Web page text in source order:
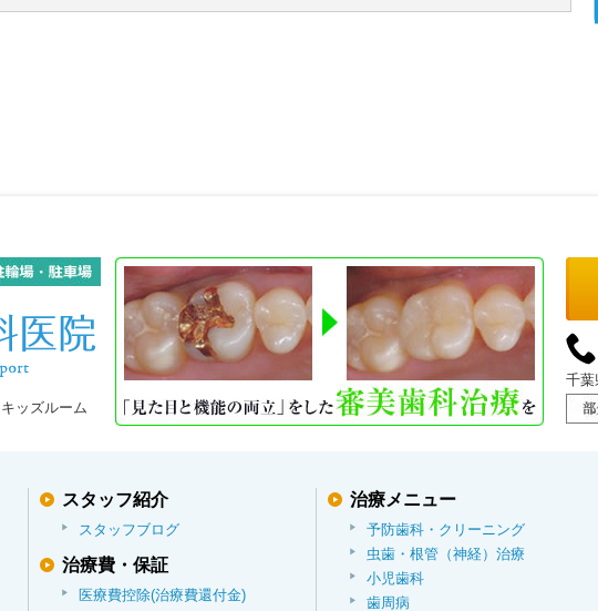
ッズルーム
千
スタッフ紹介
スタッフブログ
治療費・保証
医療費控除(治療費還付金)
治療メニュー
予防歯科・クリーニング
虫歯・根管（神経）治療
小児歯科
歯周病